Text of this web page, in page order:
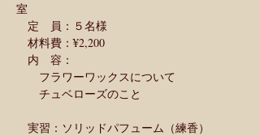
室
定　員：５名様
材料費：¥2,200
内　容：
フラワーワックスについて
チュベローズのこと
実習：ソリッドパフューム（練香）